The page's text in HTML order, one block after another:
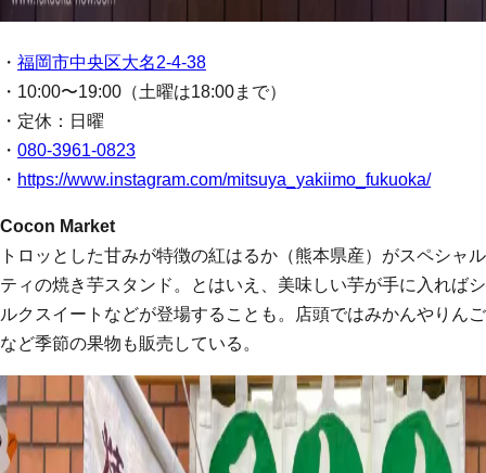
・ 福岡市中央区大名2-4-38
・10:00〜19:00（土曜は18:00まで）
・定休：日曜
・ 080-3961-0823
・ https://www.instagram.com/mitsuya_yakiimo_fukuoka/
Cocon Market
トロッとした甘みが特徴の紅はるか（熊本県産）がスペシャル
ティの焼き芋スタンド。とはいえ、美味しい芋が手に入ればシ
ルクスイートなどが登場することも。店頭ではみかんやりんご
など季節の果物も販売している。